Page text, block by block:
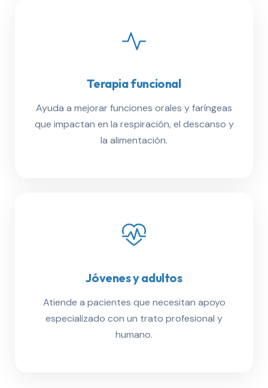
Terapia funcional
Ayuda a mejorar funciones orales y faríngeas
que impactan en la respiración, el descanso y
la alimentación.
Jóvenes y adultos
Atiende a pacientes que necesitan apoyo
especializado con un trato profesional y
humano.